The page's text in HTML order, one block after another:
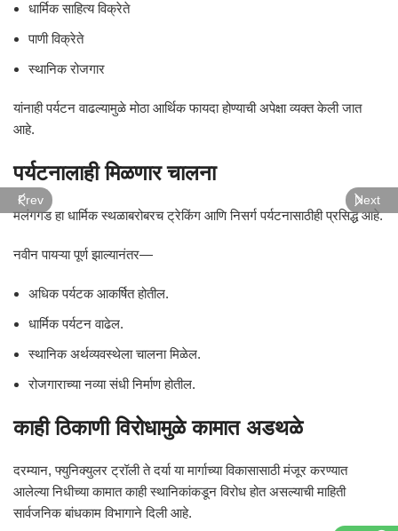
धार्मिक साहित्य विक्रेते
पाणी विक्रेते
स्थानिक रोजगार
यांनाही पर्यटन वाढल्यामुळे मोठा आर्थिक फायदा होण्याची अपेक्षा व्यक्त केली जात
आहे.
पर्यटनालाही मिळणार चालना
मलंगगड हा धार्मिक स्थळाबरोबरच ट्रेकिंग आणि निसर्ग पर्यटनासाठीही प्रसिद्ध आहे.
नवीन पायऱ्या पूर्ण झाल्यानंतर—
अधिक पर्यटक आकर्षित होतील.
धार्मिक पर्यटन वाढेल.
स्थानिक अर्थव्यवस्थेला चालना मिळेल.
रोजगाराच्या नव्या संधी निर्माण होतील.
काही ठिकाणी विरोधामुळे कामात अडथळे
दरम्यान, फ्युनिक्युलर ट्रॉली ते दर्या या मार्गाच्या विकासासाठी मंजूर करण्यात
आलेल्या निधीच्या कामात काही स्थानिकांकडून विरोध होत असल्याची माहिती
सार्वजनिक बांधकाम विभागाने दिली आहे.
Prev Next